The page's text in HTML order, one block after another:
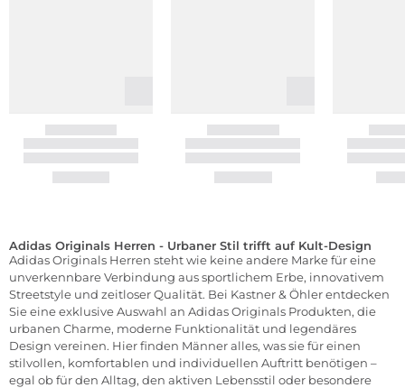
Adidas Originals Herren - Urbaner Stil trifft auf Kult-Design
Adidas Originals Herren steht wie keine andere Marke für eine
unverkennbare Verbindung aus sportlichem Erbe, innovativem
Streetstyle und zeitloser Qualität. Bei Kastner & Öhler entdecken
Sie eine exklusive Auswahl an Adidas Originals Produkten, die
urbanen Charme, moderne Funktionalität und legendäres
Design vereinen. Hier finden Männer alles, was sie für einen
stilvollen, komfortablen und individuellen Auftritt benötigen –
egal ob für den Alltag, den aktiven Lebensstil oder besondere